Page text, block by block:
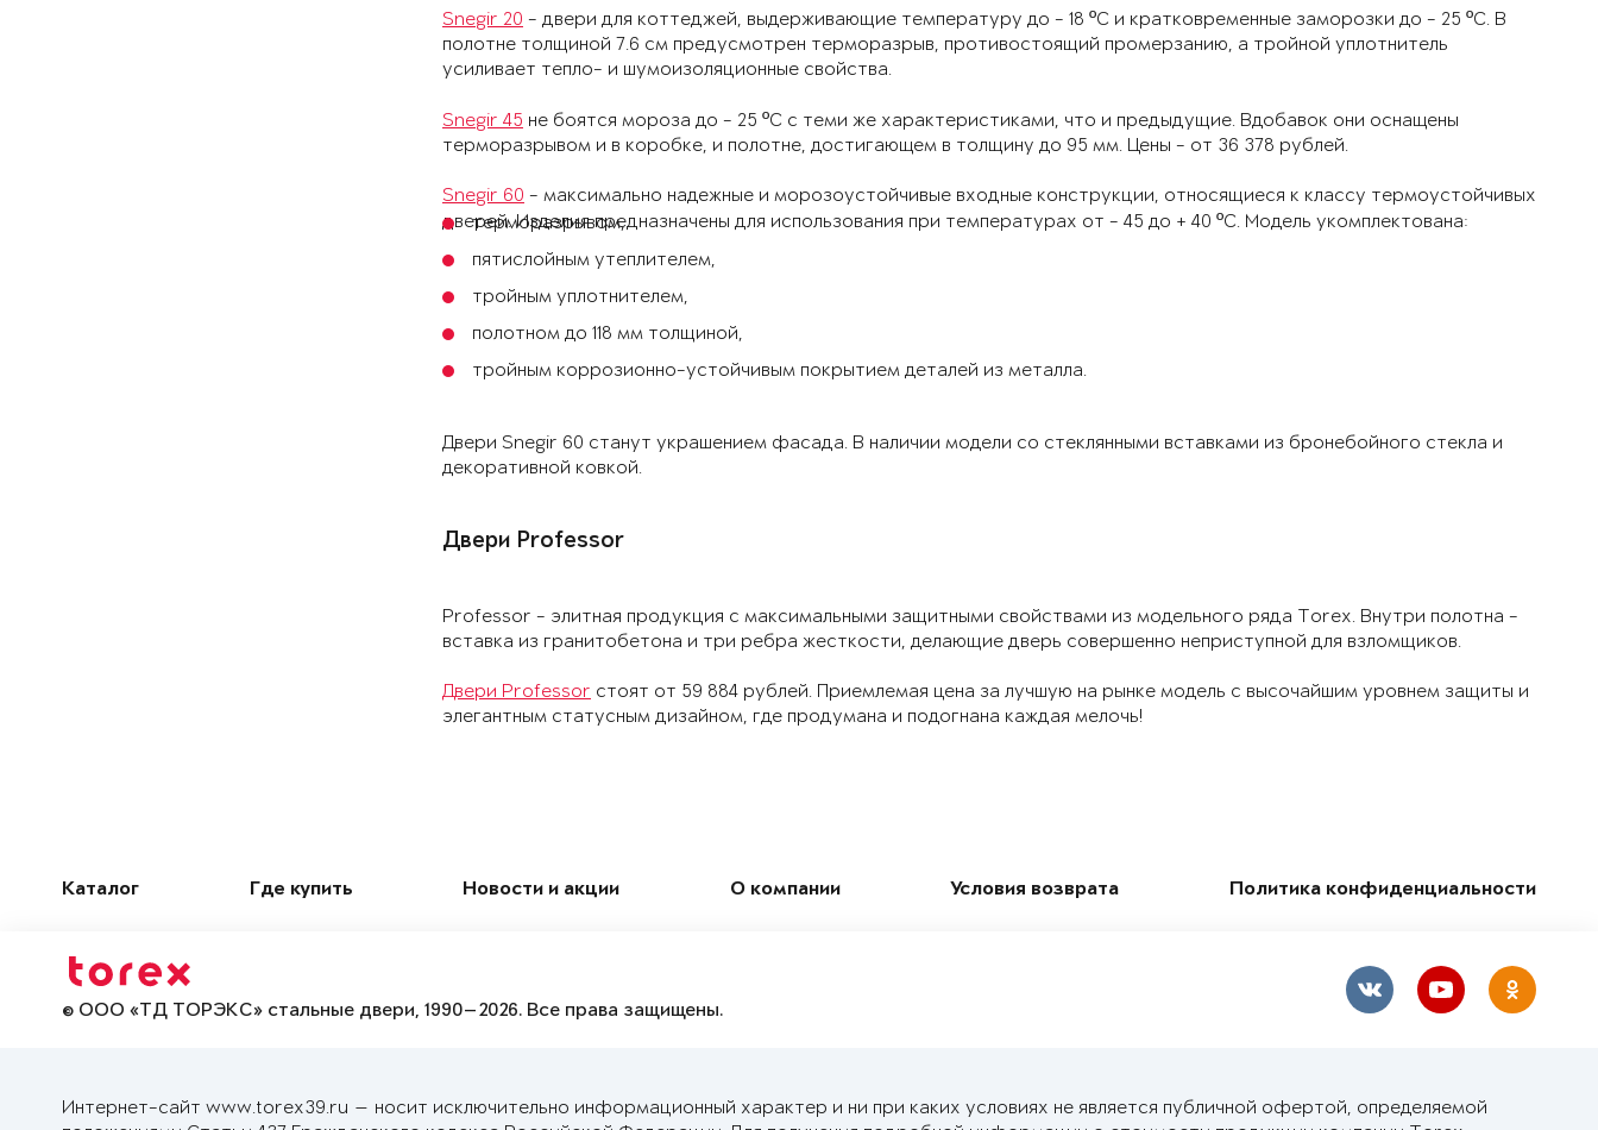
Snegir 20 - двери для коттеджей, выдерживающие температуру до - 18 ºС и кратковременные заморозки до - 25 ºС. В
полотне толщиной 7.6 см предусмотрен терморазрыв, противостоящий промерзанию, а тройной уплотнитель
усиливает тепло- и шумоизоляционные свойства.
Snegir 45 не боятся мороза до - 25 ºС с теми же характеристиками, что и предыдущие. Вдобавок они оснащены
терморазрывом и в коробке, и полотне, достигающем в толщину до 95 мм. Цены - от 36 378 рублей.
Snegir 60 - максимально надежные и морозоустойчивые входные конструкции, относящиеся к классу термоустойчивых
дверей. Изделия предназначены для использования при температурах от - 45 до + 40 ºС. Модель укомплектована:
терморазрывом,
пятислойным утеплителем,
тройным уплотнителем,
полотном до 118 мм толщиной,
тройным коррозионно-устойчивым покрытием деталей из металла.
Двери Snegir 60 станут украшением фасада. В наличии модели со стеклянными вставками из бронебойного стекла и
декоративной ковкой.
Двери Professor
Professor - элитная продукция с максимальными защитными свойствами из модельного ряда Torex. Внутри полотна -
вставка из гранитобетона и три ребра жесткости, делающие дверь совершенно неприступной для взломщиков.
Двери Professor стоят от 59 884 рублей. Приемлемая цена за лучшую на рынке модель с высочайшим уровнем защиты и
элегантным статусным дизайном, где продумана и подогнана каждая мелочь!
Каталог Где купить Новости и акции О компании Условия возврата Политика конфиденциальности
© ООО «ТД ТОРЭКС» стальные двери, 1990—2026. Все права защищены.
Интернет-сайт www.torex39.ru — носит исключительно информационный характер и ни при каких условиях не является публичной офертой, определяемой